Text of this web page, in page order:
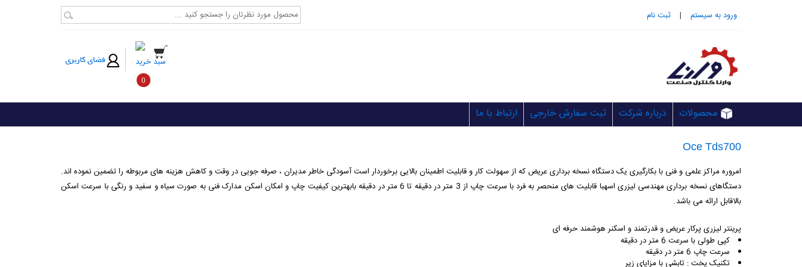
ورود به سيستم | ثبت نام
فضای کاربری سبد خرید
0
محصولات درباره شرکت ثبت سفارش خارجی ارتباط با ما
Oce Tds700
امروره مراکز علمی و فنی با بکارگیری یک دستگاه نسخه برداری عریض که از سهولت کار و قابلیت اطمینان بالایی برخوردار است آسودگی خاطر مدیران ، صرفه جویی در وقت و کاهش هزینه های مربوطه را تضمین نموده اند.
دستگاهای نسخه برداری مهندسی لیزری اسهبا قابلیت های منحصر به فرد با سرعت چاپ از 3 متر در دقیقه تا 6 متر در دقیقه بابهترین کیفیت چاپ و امکان اسکن مدارک فنی به صورت سیاه و سفید و رنگی با سرعت اسکن
بالاقابل ارائه می باشد.
پرینتر لیزری پرکار عریض و قدرتمند و اسکنر هوشمند حرفه ای
کپی طولی با سرعت 6 متر در دقیقه
سرعت چاپ 6 متر در دقیقه
تکنیک پخت : تابشی با مزایای زیر